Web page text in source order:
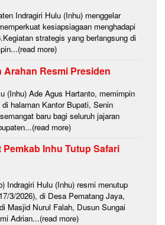
Indragiri Hulu (Inhu) menggelar
kesiapsiagaan menghadapi
strategis yang berlangsung di
more)
Resmi Presiden
(Inhu) Ade Agus Hartanto, memimpin
halaman Kantor Bupati, Senin
baru bagi seluruh jajaran
more)
Inhu Tutup Safari
Indragiri Hulu (Inhu) resmi menutup
3/2026), di Desa Pematang Jaya,
Masjid Nurul Falah, Dusun Sungai
Adrian...(read more)